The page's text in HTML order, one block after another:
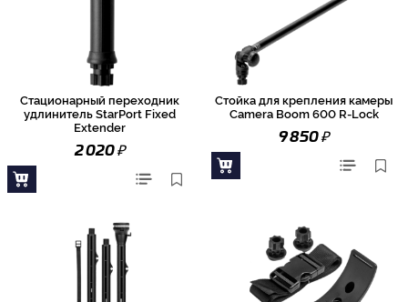
Стационарный переходник
удлинитель StarPort Fixed
Extender
2 020₽
Стойка для крепления камеры
Camera Boom 600 R-Lock
9 850₽